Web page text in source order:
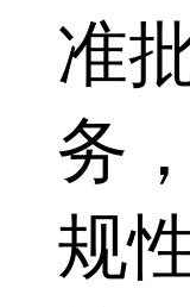
准
务
规